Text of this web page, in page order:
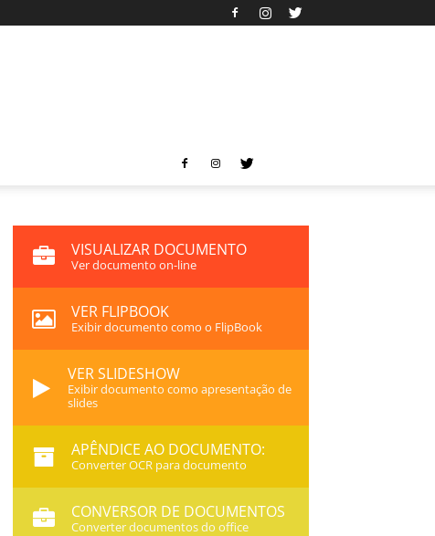
VISUALIZAR DOCUMENTO
Ver documento on-line
VER FLIPBOOK
Exibir documento como o FlipBook
VER SLIDESHOW
Exibir documento como apresentação de
slides
APÊNDICE AO DOCUMENTO:
Converter OCR para documento
CONVERSOR DE DOCUMENTOS
Converter documentos do office